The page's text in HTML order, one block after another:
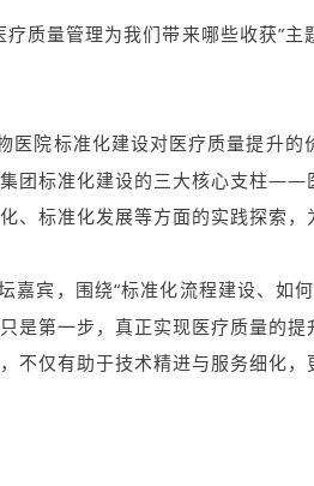
质量管理为我们带来哪些收获”
院标准化建设对医疗质量提升
团标准化建设的三大核心支柱
标准化发展等方面的实践探索，
宾，围绕“标准化流程建设、如
第一步，真正实现医疗质量的
仅有助于技术精进与服务细化，